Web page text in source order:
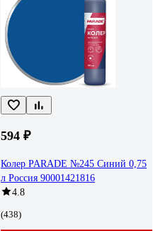
594 ₽
Колер PARADE №245 Синий 0,75
л Россия 90001421816
4.8
(438)